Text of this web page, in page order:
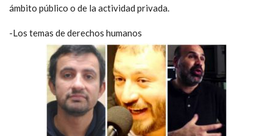
ámbito público o de la actividad privada.
-Los temas de derechos humanos